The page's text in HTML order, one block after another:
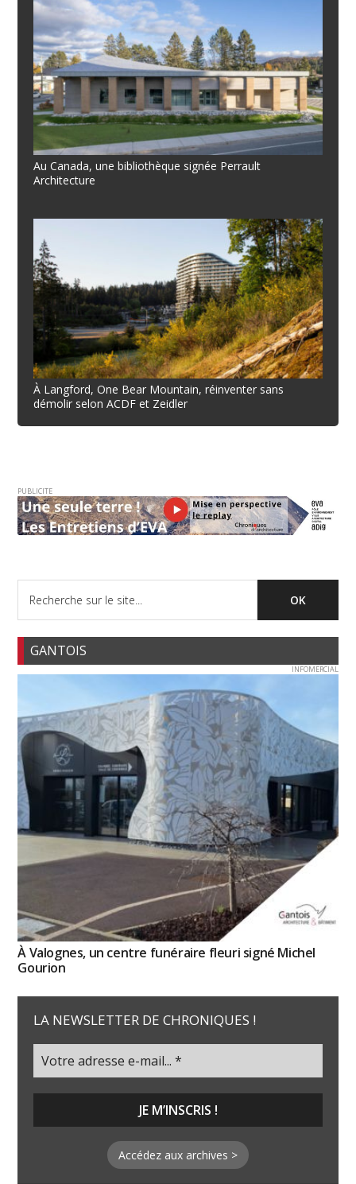
Au Canada, une bibliothèque signée Perrault
Architecture
À Langford, One Bear Mountain, réinventer sans
démolir selon ACDF et Zeidler
PUBLICITE
GANTOIS
INFOMERCIAL
À Valognes, un centre funéraire fleuri signé Michel
Gourion
LA NEWSLETTER DE CHRONIQUES !
Accédez aux archives >